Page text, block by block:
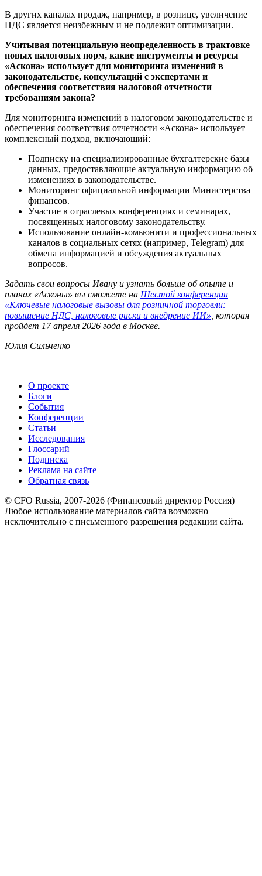
В других каналах продаж, например, в рознице, увеличение
НДС является неизбежным и не подлежит оптимизации.
Учитывая потенциальную неопределенность в трактовке
новых налоговых норм, какие инструменты и ресурсы
«Аскона» использует для мониторинга изменений в
законодательстве, консультаций с экспертами и
обеспечения соответствия налоговой отчетности
требованиям закона?
Для мониторинга изменений в налоговом законодательстве и
обеспечения соответствия отчетности «Аскона» использует
комплексный подход, включающий:
Подписку на специализированные бухгалтерские базы
данных, предоставляющие актуальную информацию об
изменениях в законодательстве.
Мониторинг официальной информации Министерства
финансов.
Участие в отраслевых конференциях и семинарах,
посвященных налоговому законодательству.
Использование онлайн-комьюнити и профессиональных
каналов в социальных сетях (например, Telegram) для
обмена информацией и обсуждения актуальных
вопросов.
Задать свои вопросы Ивану и узнать больше об опыте и
планах «Асконы» вы сможете на Шестой конференции
«Ключевые налоговые вызовы для розничной торговли:
повышение НДС, налоговые риски и внедрение ИИ» , которая
пройдет 17 апреля 2026 года в Москве.
Юлия Сильченко
О проекте
Блоги
События
Конференции
Статьи
Исследования
Глоссарий
Подписка
Реклама на сайте
Обратная связь
© CFO Russia, 2007-2026 (Финансовый директор Россия)
Любое использование материалов сайта возможно
исключительно с письменного разрешения редакции сайта.